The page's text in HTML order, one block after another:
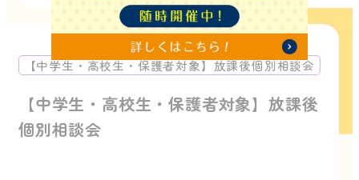
【中学生・高校生・保護者対象】放課後
個別相談会
【中学生・高校生・保護者対象】放課後個別相談会